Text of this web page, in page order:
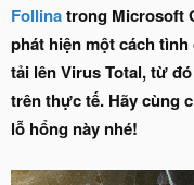
Follinatrong Microsoft
phát hiện một cách
tải lên Virus Total, từ
trên thực tế. Hãy cùng
lỗ hổng này nhé!